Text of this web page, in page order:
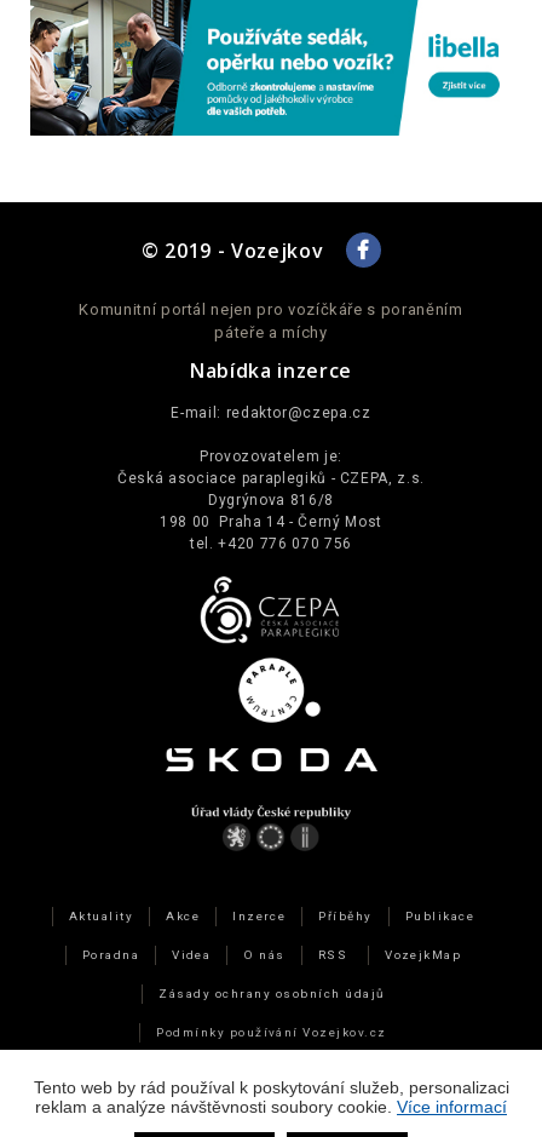
Tento web by rád používal k poskytování služeb, personalizaci
reklam a analýze návštěvnosti soubory cookie. Více informací
© 2019 - Vozejkov
Komunitní portál nejen pro vozíčkáře s poraněním
páteře a míchy
Nabídka inzerce
E-mail: redaktor@czepa.cz
Provozovatelem je:
Česká asociace paraplegiků - CZEPA, z.s.
Dygrýnova 816/8
198 00 Praha 14 - Černý Most
tel. +420 776 070 756
Aktuality Akce Inzerce Příběhy Publikace
Poradna Videa O nás RSS VozejkMap
Zásady ochrany osobních údajů
Podmínky používání Vozejkov.cz
Webdesign&Webhosting&publikační systém Toolkit-
Studio